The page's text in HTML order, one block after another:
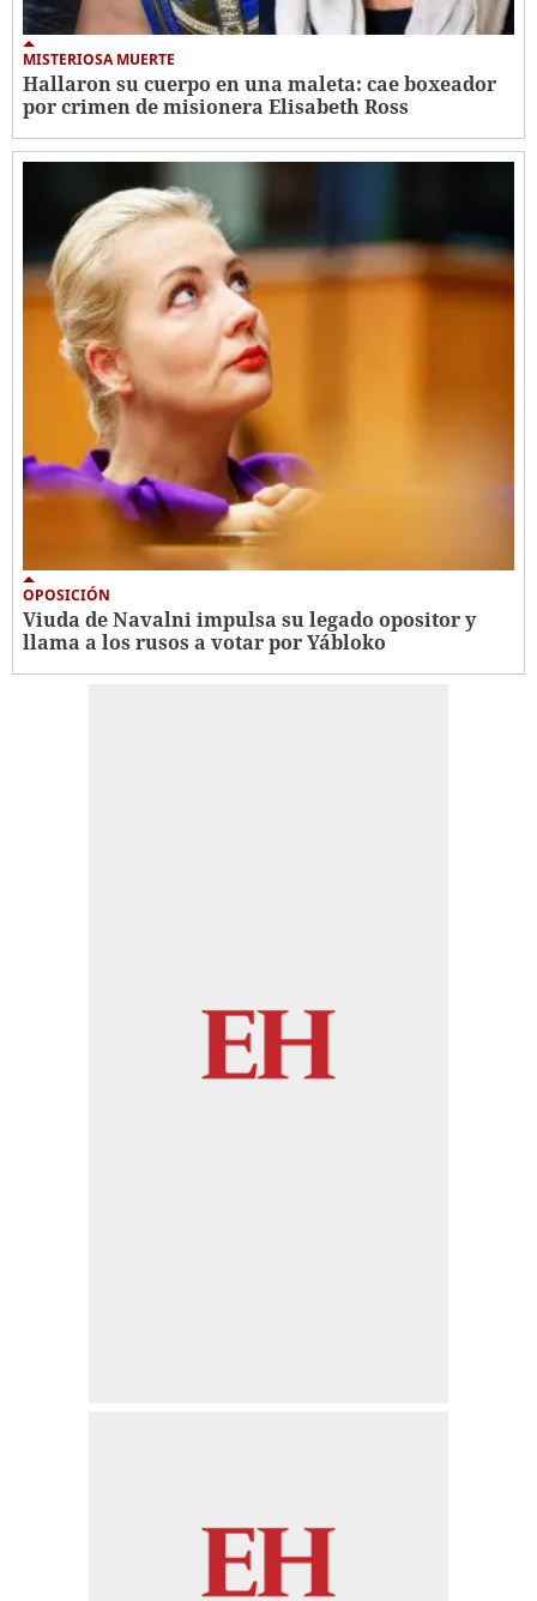
MISTERIOSA MUERTE
Hallaron su cuerpo en una maleta: cae boxeador
por crimen de misionera Elisabeth Ross
OPOSICIÓN
Viuda de Navalni impulsa su legado opositor y
llama a los rusos a votar por Yábloko